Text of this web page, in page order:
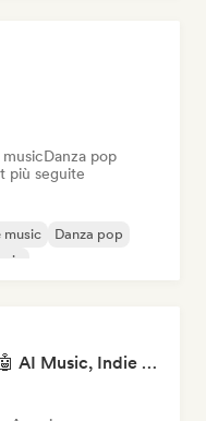
Danza pop
più seguite
music
Danza pop
Pop Machine Mode 🤖 AI Music, Indie Pop & Dream Pop